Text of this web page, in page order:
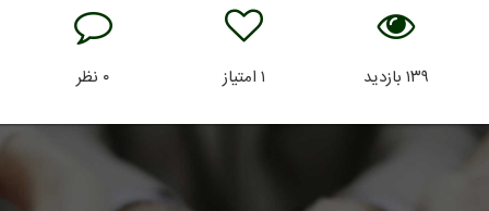
۱۳۹ بازدید ۱امتیاز ۰ نظر